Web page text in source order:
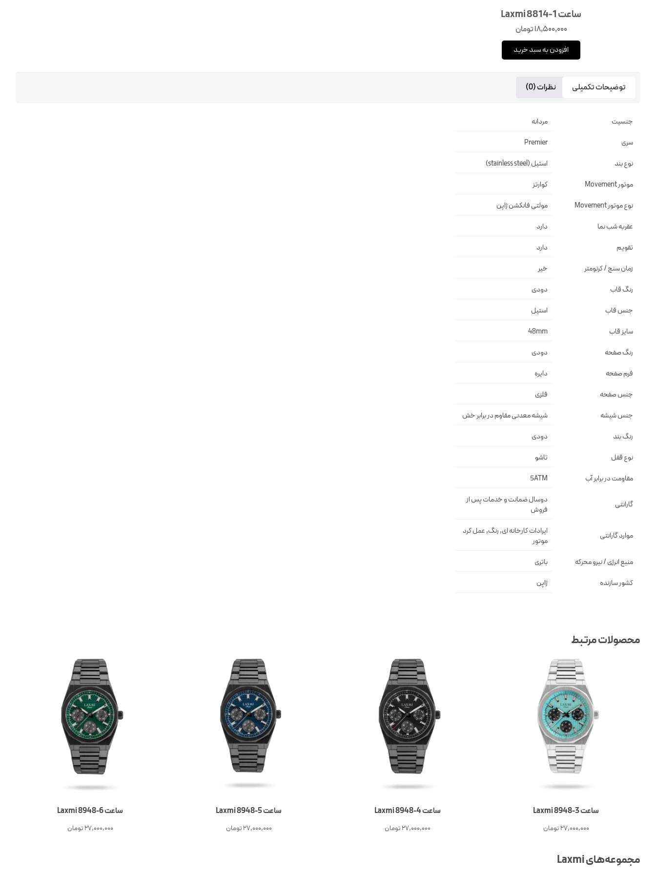
ساعت Laxmi 8814-1
18,500,000تومان
افزودن به سبد خرید
توضیحات تکمیلی نظرات (0)
جنسیت مردانه
سری Premier
نوع بند استیل (stainless steel)
موتور Movement کوارتز
نوع موتور Movement مولتی فانکشن ژاپن
عقربه شب نما دارد
تقویم دارد
زمان سنج / کرنومتر خیر
رنگ قاب دودى
جنس قاب استيل
سایز قاب 48mm
رنگ صفحه دودى
فرم صفحه دايره
جنس صفحه فلزى
جنس شیشه شيشه معدنى مقاوم در برابر خش
رنگ بند دودى
نوع قفل تاشو
مقاومت در برابر آب 5ATM
گارانتی
دوسال ضمانت و خدمات پس از
فروش
موارد گارانتی
ایرادات کارخانه ای, رنگ, عمل کرد
موتور
منبع انرژی / نیرو محرکه باتری
کشور سازنده ژاپن
محصولات مرتبط
ساعت 3-Laxmi 8948
27,000,000تومان
ساعت 4-Laxmi 8948
27,000,000تومان
ساعت 5-Laxmi 8948
27,000,000تومان
ساعت 6-Laxmi 8948
27,000,000تومان
مجموعه‌های Laxmi